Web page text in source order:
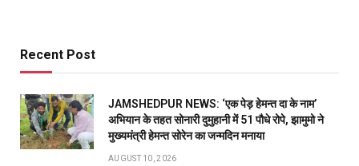
Recent Post
JAMSHEDPUR NEWS: ‘एक पेड़ हेमन्त दा के नाम’
अभियान के तहत सोनारी दुमुहानी में 51 पौधे रोपे, झामुमो ने
मुख्यमंत्री हेमन्त सोरेन का जन्मदिन मनाया
AUGUST 10, 2026